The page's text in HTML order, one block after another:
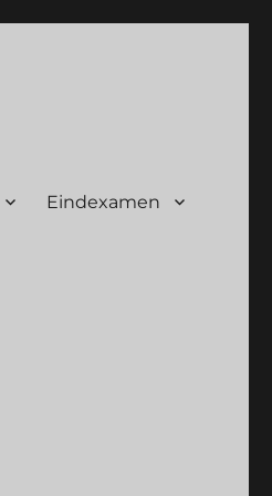
Eindexamen